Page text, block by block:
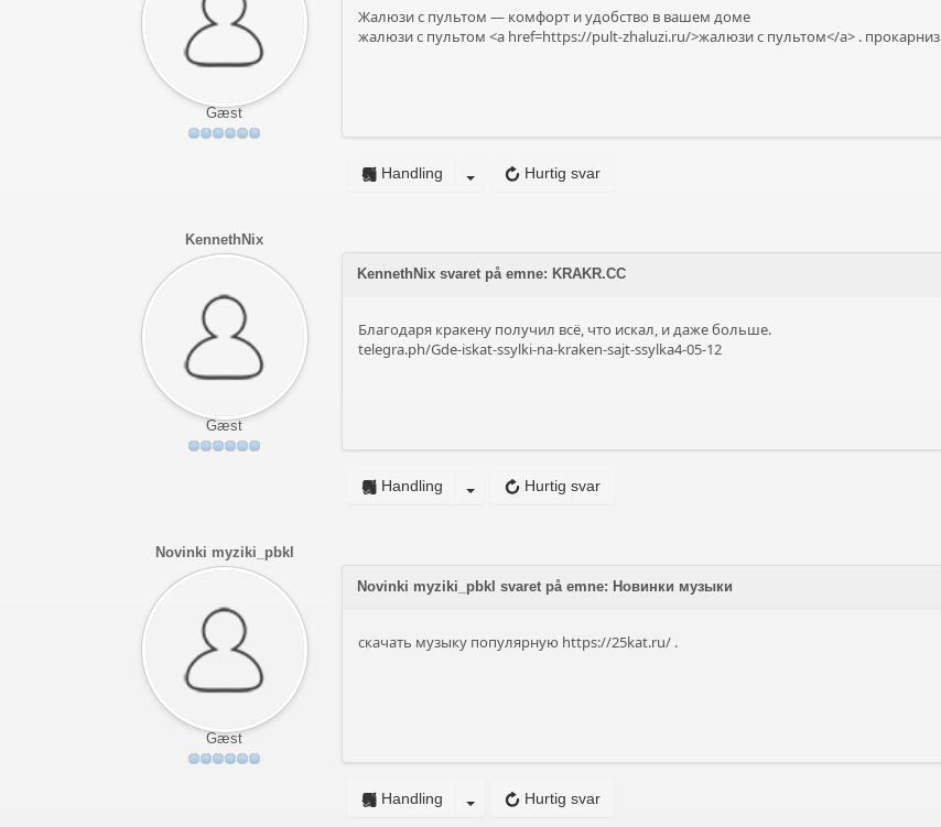
Gæst
Жалюзи с пультом — комфорт и удобство в вашем доме
жалюзи с пультом <a href=https://pult-zhaluzi.ru/>жалюзи с пультом</a> . прокарниз
Hurtig svar
Handling
KennethNix
Gæst
KennethNix svaret på emne: KRAKR.CC
Благодаря кракену получил всё, что искал, и даже больше.
telegra.ph/Gde-iskat-ssylki-na-kraken-sajt-ssylka4-05-12
Hurtig svar
Handling
Novinki myziki_pbkl
Gæst
Novinki myziki_pbkl svaret på emne: Новинки музыки
скачать музыку популярную https://25kat.ru/ .
Hurtig svar
Handling